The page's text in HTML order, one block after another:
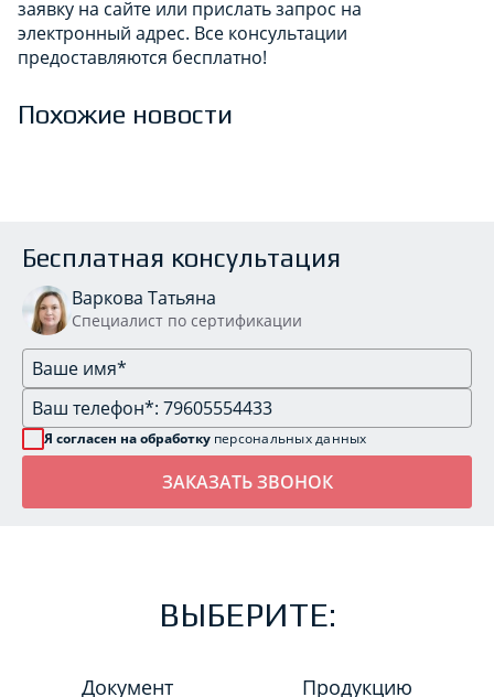
заявку на сайте или прислать запрос на
электронный адрес. Все консультации
предоставляются бесплатно!
Похожие новости
Бесплатная консультация
Варкова Татьяна
Специалист по сертификации
Я согласен на обработку персональных данных
ВЫБЕРИТЕ:
Документ Продукцию